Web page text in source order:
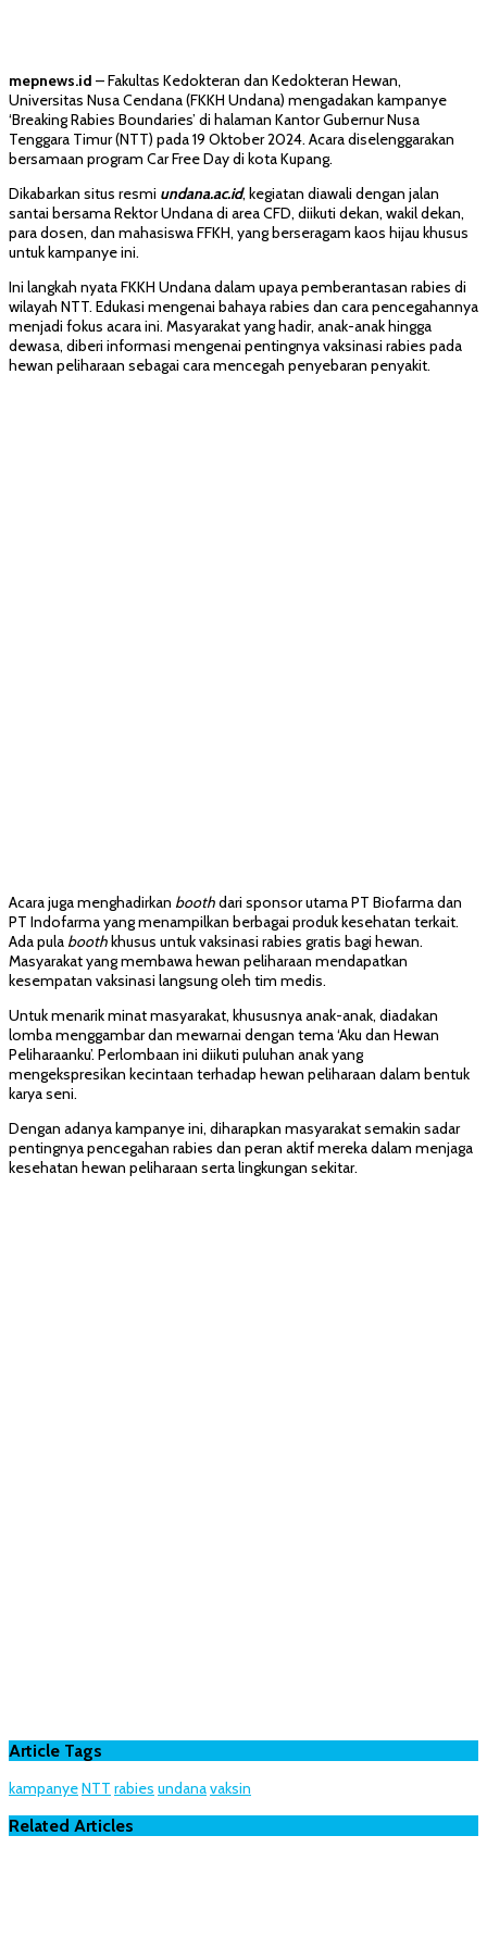
mepnews.id – Fakultas Kedokteran dan Kedokteran Hewan,
Universitas Nusa Cendana (FKKH Undana) mengadakan kampanye
‘Breaking Rabies Boundaries’ di halaman Kantor Gubernur Nusa
Tenggara Timur (NTT) pada 19 Oktober 2024. Acara diselenggarakan
bersamaan program Car Free Day di kota Kupang.
Dikabarkan situs resmi undana.ac.id, kegiatan diawali dengan jalan
santai bersama Rektor Undana di area CFD, diikuti dekan, wakil dekan,
para dosen, dan mahasiswa FFKH, yang berseragam kaos hijau khusus
untuk kampanye ini.
Ini langkah nyata FKKH Undana dalam upaya pemberantasan rabies di
wilayah NTT. Edukasi mengenai bahaya rabies dan cara pencegahannya
menjadi fokus acara ini. Masyarakat yang hadir, anak-anak hingga
dewasa, diberi informasi mengenai pentingnya vaksinasi rabies pada
hewan peliharaan sebagai cara mencegah penyebaran penyakit.
Acara juga menghadirkan boothdari sponsor utama PT Biofarma dan
PT Indofarma yang menampilkan berbagai produk kesehatan terkait.
Ada pula boothkhusus untuk vaksinasi rabies gratis bagi hewan.
Masyarakat yang membawa hewan peliharaan mendapatkan
kesempatan vaksinasi langsung oleh tim medis.
Untuk menarik minat masyarakat, khususnya anak-anak, diadakan
lomba menggambar dan mewarnai dengan tema ‘Aku dan Hewan
Peliharaanku’. Perlombaan ini diikuti puluhan anak yang
mengekspresikan kecintaan terhadap hewan peliharaan dalam bentuk
karya seni.
Dengan adanya kampanye ini, diharapkan masyarakat semakin sadar
pentingnya pencegahan rabies dan peran aktif mereka dalam menjaga
kesehatan hewan peliharaan serta lingkungan sekitar.
Article Tags
kampanyeNTT rabies undanavaksin
Related Articles